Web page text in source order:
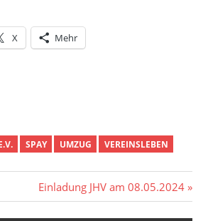
X Mehr
SPAY UMZUG VEREINSLEBEN
Nächster
Beitrag:
Einladung JHV am 08.05.2024